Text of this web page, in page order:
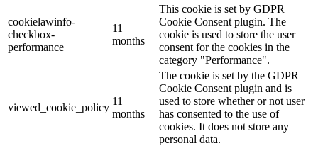
cookielawinfo-
checkbox-
performance
11
months
This cookie is set by GDPR
Cookie Consent plugin. The
cookie is used to store the user
consent for the cookies in the
category "Performance".
viewed_cookie_policy
11
months
The cookie is set by the GDPR
Cookie Consent plugin and is
used to store whether or not user
has consented to the use of
cookies. It does not store any
personal data.